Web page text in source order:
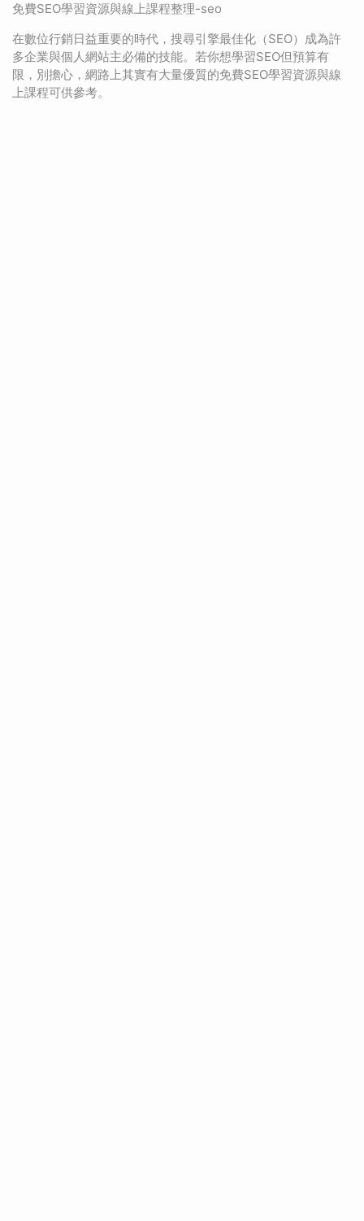
免費SEO學習資源與線上課程整理-seo
在數位行銷日益重要的時代，搜尋引擎最佳化（SEO）成為許
多企業與個人網站主必備的技能。若你想學習SEO但預算有
限，別擔心，網路上其實有大量優質的免費SEO學習資源與線
上課程可供參考。